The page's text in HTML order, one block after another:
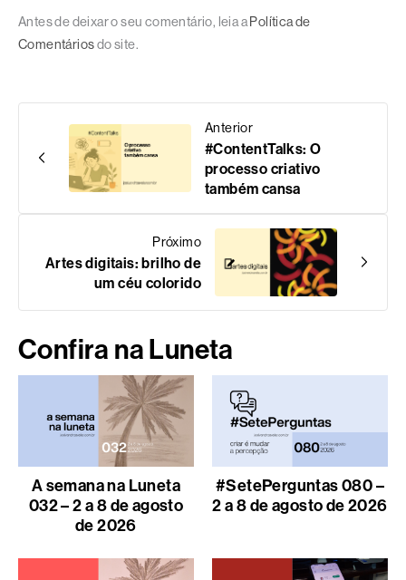
Antes de deixar o seu comentário, leia a Política de
Comentáriosdo site.
Anterior
#ContentTalks: O
processo criativo
também cansa
Próximo
Artes digitais: brilho de
um céu colorido
Confira na Luneta
A semana na Luneta
032 – 2 a 8 de agosto
de 2026
#SetePerguntas 080 –
2 a 8 de agosto de 2026